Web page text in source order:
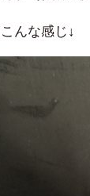
んな感じ↓